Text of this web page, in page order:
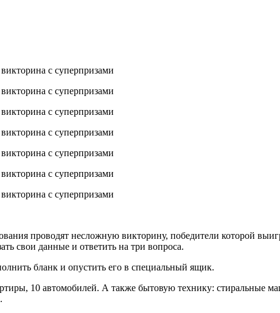
проводят несложную викторину, победители которой
свои данные и ответить на три вопроса.
бланк и опустить его в специальный ящик.
10 автомобилей. А также бытовую технику: стиральные